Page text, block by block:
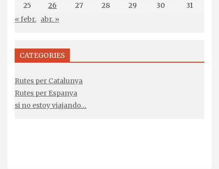
25
26 27 28 29 30
31
« febr. abr. »
CATEGORIES
Rutes per Catalunya
Rutes per Espanya
si no estoy viajando…